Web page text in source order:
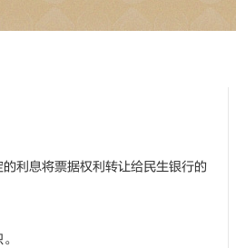
利息将票据权利转让给民生银行的